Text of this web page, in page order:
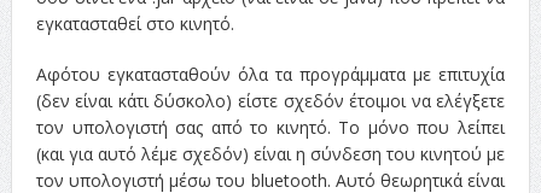
εγκατασταθεί στο κινητό.
Αφότου εγκατασταθούν όλα τα προγράμματα με επιτυχία
(δεν είναι κάτι δύσκολο) είστε σχεδόν έτοιμοι να ελέγξετε
τον υπολογιστή σας από το κινητό. Το μόνο που λείπει
(και για αυτό λέμε σχεδόν) είναι η σύνδεση του κινητού με
τον υπολογιστή μέσω του bluetooth. Αυτό θεωρητικά είναι